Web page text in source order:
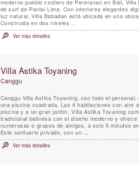
moderno pueblo costero de Pereranan en Bali,
de surf de Pantai Lima. Con interiores elegantes dignos de una revista, realzados por mucha
luz natural, Villa Babadan está ubicada en una
Construida en dos niveles ...
Ver más detalles
Villa Astika Toyaning
Canggu
Canggu Villa Astika Toyaning, con todo el
una piscina cuadrada. Las 4 habitaciones con aire
piscina y a un gran jardín. Villa Astika Toyaning
tradicional balinesa con el diseño moderno y
numerosas o grupos de amigos, a solo 5 minutos
Este santuario privado, con un ...
Ver más detalles